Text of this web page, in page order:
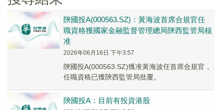
陝國投A(000563.SZ)：黃海波首席合規官任
職資格獲國家金融監督管理總局陝西監管局核
准
2026年06月16日 下午3:57
陝國投A(000563.SZ)獲准黃海波任首席合規官，
任職資格已獲陝西監管局批覆。
陝國投A：目前有投資港股